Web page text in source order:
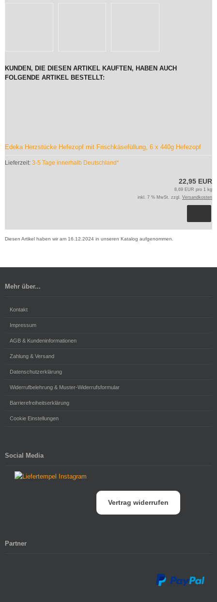
KUNDEN, DIE DIESEN ARTIKEL KAUFTEN, HABEN AUCH
FOLGENDE ARTIKEL BESTELLT:
Edeka Herzstücke Hefezopf mit Frischkäsefüllung, 6 x 440g Hefezopf
Lieferzeit: 3-5 Tage innerhalb Deutschland*
22,95 EUR
8,69 EUR pro 1 kg
inkl. 7 % MwSt. zzgl. Versandkosten
Diesen Artikel haben wir am 16.12.2024 in unseren Katalog aufgenommen.
Mehr über...
Kontakt
Impressum
AGB & Kundeninformationen
Zahlung & Versand
Datenschutzerklärung
Widerrufbelehrung & Muster-Widerrufsformular
Barrierefreiheitserklärung
Cookie Einstellungen
Social Media
Vertrag widerrufen
Partner